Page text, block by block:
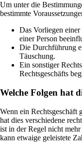
Um unter die
bestimmte
Das Vorliegen
einer Person
Die Durchführung
Täuschung.
Ein sonstiger
Rechtsgeschäfts
Welche Folgen hat
Wenn ein
hat dies verschiedene
ist in der Regel nicht
kann etwaige geleistete